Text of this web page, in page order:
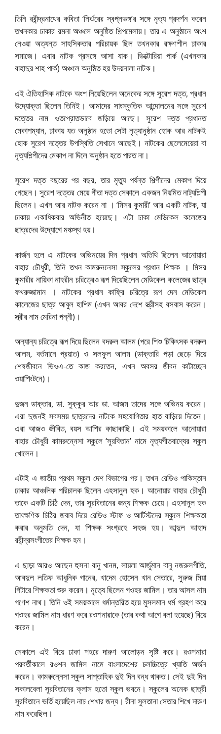
তিনি রবীন্দ্রনাথের কবিতা ‘নির্ঝরের স্বপ্নভঙ্গ’র সঙ্গে নৃত্য প্রদর্শন করেন
তখনকার ঢাকার রমনা অঞ্চলে অনুষ্ঠিত শিল্পমেলায়। তার এ অনুষ্ঠানে অংশ
নেওয়া অত্যন্ত সাহসিকতার পরিচায়ক ছিল তখনকার রক্ষণশীল ঢাকার
সমাজে। এবার নাটক প্রসঙ্গে আসা যাক। ভিক্টোরিয়া পার্ক (এখনকার
বাহাদুর শাহ পার্ক) অঞ্চলে অনুষ্ঠিত হয় উদয়নালা নাটক।
এই ঐতিহাসিক নাটকে অংশ নিয়েছিলেন অনেকের সঙ্গে সুরেশ দত্ত, প্রধান
উদ্যোক্তা ছিলেন তিনিই। আমাদের সাংস্কৃতিক আন্দোলনের সঙ্গে সুরেশ
দত্তের নাম ওতপ্রোতভাবে জড়িয়ে আছে। সুরেশ দত্ত প্রধানত
মেকাপম্যান, ঢাকায় যত অনুষ্ঠান হতো সেটা নৃত্যানুষ্ঠান হোক আর নাটকই
হোক সুরেশ দত্তের উপস্থিতি সেখানে আছেই। নাটকের ছেলেমেয়েরা বা
নৃত্যশিল্পীদের মেকাপ না দিলে অনুষ্ঠান হতে পারত না।
সুরেশ দত্ত বছরের পর বছর, তার মৃত্যু পর্যন্ত শিল্পীদের মেকাপ দিয়ে
গেছেন। সুরেশ দত্তের মেয়ে গীতা দত্ত সেকালে একজন নিয়মিত নাট্যশিল্পী
ছিলেন। এখন আর নাটক করেন না । ‘মিসর কুমারী’ আর একটি নাটক, যা
ঢাকায় একাধিকবার অভিনীত হয়েছে। এটা ঢাকা মেডিকেল কলেজের
ছাত্রদের উদ্যোগে মঞ্চস্থ হয়।
কার্জন হলে এ নাটকের অভিনয়ের দিন প্রধান অতিথি ছিলেন আনোয়ারা
বাহার চৌধুরী, তিনি তখন কামরুননেসা স্কুলের প্রধান শিক্ষক । মিসর
কুমারীর নায়িকা নাহরীন চরিত্রেও রূপ দিয়েছিলেন মেডিকেল কলেজের ছাত্র
ফখরুজ্জামান । নাটকের প্রধান কাফ্রি চরিত্রে রূপ দেন মেডিকেল
কালেজের ছাত্র আবুল হাশিম (এখন আবর দেশে স্ত্রীসহ বসবাস করেন।
স্ত্রীর নাম মেরিনা পন্নী)।
অন্যান্য চরিত্রে রূপ দিয়ে ছিলেন বদরুল আলম (পরে শিশু চিকিৎসক বদরুল
আলম, বর্তমানে প্রয়াত) ও সলফুল আলম (ডাক্তারি পড়া ছেড়ে দিয়ে
শেষজীবনে ভিওএ-তে কাজ করতেন, এখন অবসর জীবন কাটাচ্ছেন
ওয়াশিংটনে)।
দুজন ডাক্তার, ডা. সুক্কুর আর ডা. আজম তাদের সঙ্গে অভিনয় করেন।
এরা দুজনই সবসময় ছাত্রদের নাটকে সহযোগিতার হাত বাড়িয়ে দিতেন।
এরা আজও জীবিত, বয়স আশির কাছাকাছি। এই সময়কালে আনোয়ারা
বাহার চৌধুরী কামরুন্নেসা স্কুলে ‘সুরবিতান’ নামে নৃত্যগীতবাদ্যের স্কুল
খোলেন।
এটাই এ জাতীয় প্রথম স্কুল দেশ বিভাগের পর। তখন রেডিও পাকিস্তান
ঢাকার আঞ্চলিক পরিচালক ছিলেন এহসানুল হক। আনোয়ার বাহার চৌধুরী
তাকে একটি চিঠি দেন, তার সুরবিতানের জন্য শিক্ষক চেয়ে। এহসানুল হক
তাৎক্ষণিক চিঠির জবাব দিয়ে রেডিও স্টাফ ও আর্টিস্টদের স্কুলে শিক্ষকতা
করার অনুমতি দেন, যা শিক্ষক সংগ্রহে সহজ হয়। আব্দুল আহাদ
রবীন্দ্রসংগীতের শিক্ষক হন।
এ ছাড়া আরও আছেন হুসনা বানু খানম, লায়লা আর্জুমান বানু নজরুলগীতি,
আবদুল লতিফ আধুনিক গানের, খাদেম হোসেন খান সেতারে, সুরুজ মিয়া
গিটারে শিক্ষকতা শুরু করেন। নৃত্যে ছিলেন গওহর জামিল। তার আসল নাম
গণেশ নাথ। তিনি ওই সময়কালে ধর্মান্তরিত হয়ে মুসলমান ধর্ম গ্রহণ করে
গওহর জামিল নাম ধারণ করে রওশনারাকে (তার কথা আগে বলা হয়েছে) বিয়ে
করেন।
সেকালে এই বিয়ে ঢাকা শহরে দারুণ আলোড়ন সৃষ্টি করে। রওশনারা
পরবর্তীকালে রওশন জামিল নামে বাংলাদেশের চলচ্চিত্রে খ্যাতি অর্জন
করেন। কামরুন্নেসা স্কুল সাপ্তাহিক দুই দিন বন্ধ থাকত। সেই দুই দিন
সকালবেলা সুরবিতানের ক্লাস হতো স্কুল ভবনে। স্কুলের অনেক ছাত্রী
সুরবিতানে ভর্তি হয়েছিল নাচ শেখার জন্য। রীনা সুলতানা সেতার শিখে দারুণ
নাম করেছিল।